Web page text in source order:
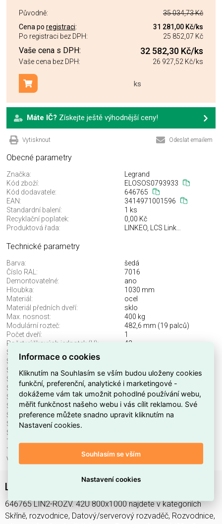
Původně:
35 034,73 Kč
Cena po registraci: 31 281,00 Kč/ks
Po registraci bez DPH:
25 852,07 Kč
Vaše cena s DPH: 32 582,30 Kč/ks
Vaše cena bez DPH: 26 927,52 Kč/ks
ks
Přidat do košíku
Máte IČ? Získejte ještě výhodnější ceny!
Vytisknout Odeslat emailem
Obecné parametry
Značka:
Legrand
Kód zboží:
ELOSOS0793933
Kód dodavatele:
646765
EAN:
3414971001596
Standardní balení:
1 ks
Recyklační poplatek:
0,00 Kč
Produktová řada:
LINKEO, LCS Linkeo
Technické parametry
Barva:
šedá
Číslo RAL:
7016
Demontovatelné:
ano
Hloubka:
1030 mm
Materiál:
ocel
Materiál předních dveří:
sklo
Max. nosnost:
400 kg
Modulární rozteč:
482,6 mm (19 palců)
Počet dveří:
1
Počet výškových jednotek (U):
42
S bočnicí:
S podstavcem:
S předními dveřmi:
ano
S prosklenými dveřmi:
S uzemněním:
ano
Se stříškou:
ano
Se zadními dveřmi:
ne
Šířka:
810 mm
Stupeň krytí (IP):
Stupeň ochrany (NEMA):
Typ povrchu:
práškový nástřik
Typ ventilace:
bez
Výška:
LIN2-ROZV. 42U 800x1000 LEGRAND 646765
646765 LIN2-ROZV. 42U 800x1000 najdete v kategoriích
Skříně, rozvodnice, Datový/serverový rozvaděč, Rozvodnice,
Informace o cookies
Kliknutím na Souhlasím se vším budou uloženy cookies
funkční, preferenční, analytické i marketingové -
dokážeme vám tak umožnit pohodlné používání webu,
měřit funkčnost našeho webu i vás cílit reklamou. Své
preference můžete snadno upravit kliknutím na
Nastavení cookies.
Souhlasím se vším
Nastavení cookies